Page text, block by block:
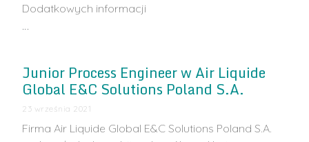
Dodatkowych informacji
…
Junior Process Engineer w Air Liquide
Global E&C Solutions Poland S.A.
23 września 2021
Firma Air Liquide Global E&C Solutions Poland S.A.